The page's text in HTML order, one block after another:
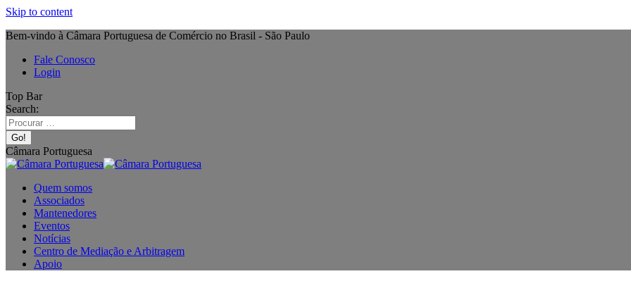
Skip to content
Bem-vindo à Câmara Portuguesa de Comércio no Brasil - São Paulo
Fale Conosco
Login
Top Bar
Search:
Câmara Portuguesa
Quem somos
Associados
Mantenedores
Eventos
Notícias
Centro de Mediação e Arbitragem
Apoio